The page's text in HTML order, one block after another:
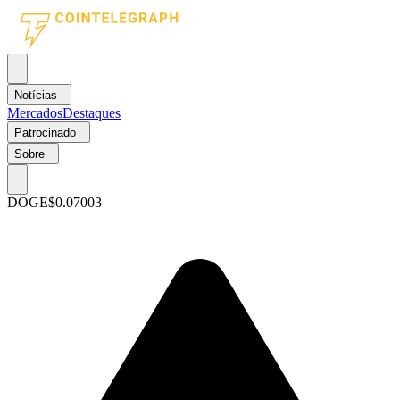
Notícias
MercadosDestaques
Patrocinado
Sobre
DOGE$0.07003